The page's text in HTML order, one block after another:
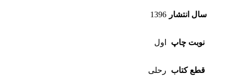
سال انتشار 1396
نوبت چاپ اول
قطع کتاب رحلی